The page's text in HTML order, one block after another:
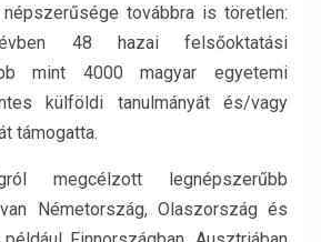
népszerűsége továbbra is töretlen:
48 hazai felsőoktatási
mint 4000 magyar egyetemi
külföldi tanulmányát és/vagy
támogatta.
megcélzott legnépszerűbb
Németország, Olaszország és